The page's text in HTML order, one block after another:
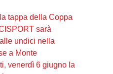
tappa della Coppa
sarà
undici nella
a Monte
venerdì 6 giugno la